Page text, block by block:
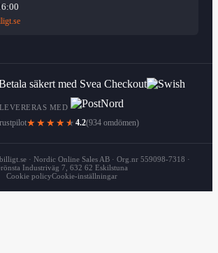
LEVERERAS MED
★★★★ ★ 4.2(934 omdömen)
· Nordic Online Sales AB · Org.nr 559098-7318 ·
Industriväg 7, 632 62 Eskilstuna
Cookie policyCookie-inställningar